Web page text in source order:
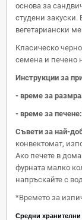
основа за
студени
вегетариански
Класическо
семена и печено
Инструкции за
- време за
- време за печене:
Съвети за най-
конвектомат,
Ако печете в
фурната малко
напръскайте с
*Времето за
Средни хранителни